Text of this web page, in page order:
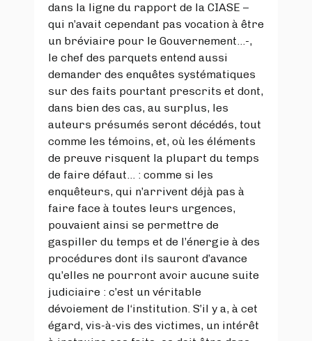
dans la ligne du rapport de la CIASE –
qui n’avait cependant pas vocation à être
un bréviaire pour le Gouvernement…-,
le chef des parquets entend aussi
demander des enquêtes systématiques
sur des faits pourtant prescrits et dont,
dans bien des cas, au surplus, les
auteurs présumés seront décédés, tout
comme les témoins, et, où les éléments
de preuve risquent la plupart du temps
de faire défaut… : comme si les
enquêteurs, qui n’arrivent déjà pas à
faire face à toutes leurs urgences,
pouvaient ainsi se permettre de
gaspiller du temps et de l’énergie à des
procédures dont ils sauront d’avance
qu’elles ne pourront avoir aucune suite
judiciaire : c’est un véritable
dévoiement de l‘institution. S’il y a, à cet
égard, vis-à-vis des victimes, un intérêt